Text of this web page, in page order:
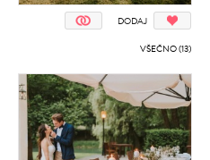
DODAJ
VŠEČNO (13)